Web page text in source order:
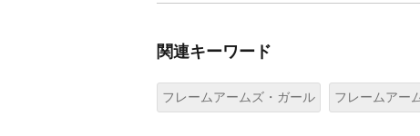
関連キーワード
フレームアームズ・ガール フレームアー